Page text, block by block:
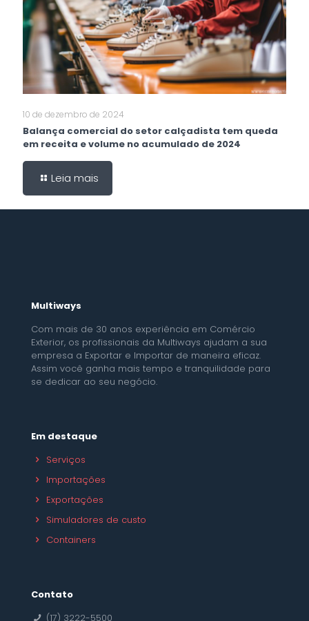
10 de dezembro de 2024
Balança comercial do setor calçadista tem queda
em receita e volume no acumulado de 2024
Leia mais
Multiways
Com mais de 30 anos experiência em Comércio
Exterior, os profissionais da Multiways ajudam a sua
empresa a Exportar e Importar de maneira eficaz.
Assim você ganha mais tempo e tranquilidade para
se dedicar ao seu negócio.
Em destaque
Serviços
Importações
Exportações
Simuladores de custo
Containers
Contato
(17) 3222-5500